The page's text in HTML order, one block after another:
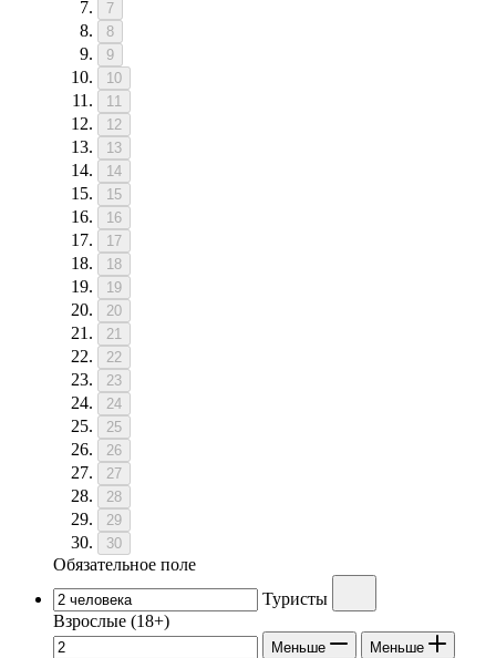
7
8
9
10
11
12
13
14
15
16
17
18
19
20
21
22
23
24
25
26
27
28
29
30
Обязательное поле
Туристы
Взрослые (18+)
Меньше Меньше